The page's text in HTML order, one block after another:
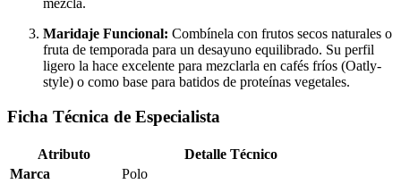
mezcla.
Maridaje Funcional: Combínela con frutos secos naturales o
fruta de temporada para un desayuno equilibrado. Su perfil
ligero la hace excelente para mezclarla en cafés fríos (Oatly-
style) o como base para batidos de proteínas vegetales.
Ficha Técnica de Especialista
Atributo
Detalle Técnico
Marca
Polo